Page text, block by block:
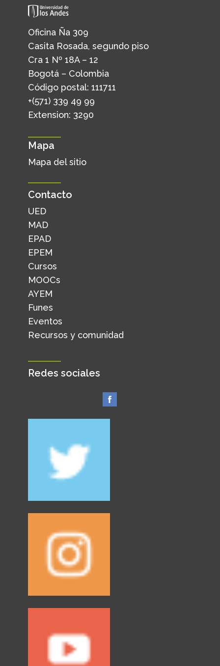
Oficina Ña 309
Casita Rosada, segundo piso
Cra 1 Nº 18A – 12
Bogotá – Colombia
Código postal: 111711
+(571) 339 49 99
Extension: 3290
Mapa
Mapa del sitio
Contacto
UED
MAD
EPAD
EPEM
Cursos
MOOCs
AYEM
Funes
Eventos
Recursos y comunidad
Redes sociales